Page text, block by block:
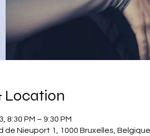
Location
8:30 PM – 9:30 PM
de Nieuport 1, 1000 Bruxelles, Belgique